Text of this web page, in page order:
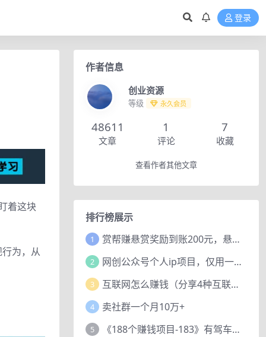
登录
着这块
为，从
作者信息
创业资源
等级 永久会员
48611
文章
1
评论
7
收藏
查看作者其他文章
排行榜展示
1 赏帮赚悬赏奖励到账200元，悬赏任务多劳多得，人人可做。
2 网创公众号个人ip项目，仅用一篇文章做到全网引流！
3 互联网怎么赚钱（分享4种互联网赚钱模式）
4 卖社群一个月10万+
5 《188个赚钱项目-183》有驾车评项目，动动小手，复制粘贴赚44元！